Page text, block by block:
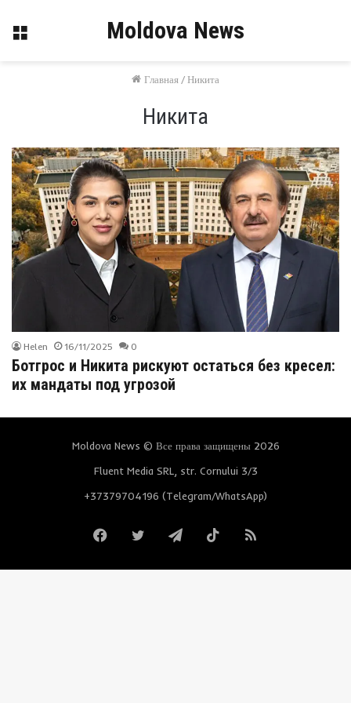
Меню Moldova News
Главная /Никита
Никита
Helen 16/11/2025 0
Ботгрос и Никита рискуют остаться без кресел:
их мандаты под угрозой
Moldova News © Все права защищены 2026
Fluent Media SRL, str. Cornului 3/3
+37379704196 (Telegram/WhatsApp)
FacebookTwitterTelegramTikTokRSS